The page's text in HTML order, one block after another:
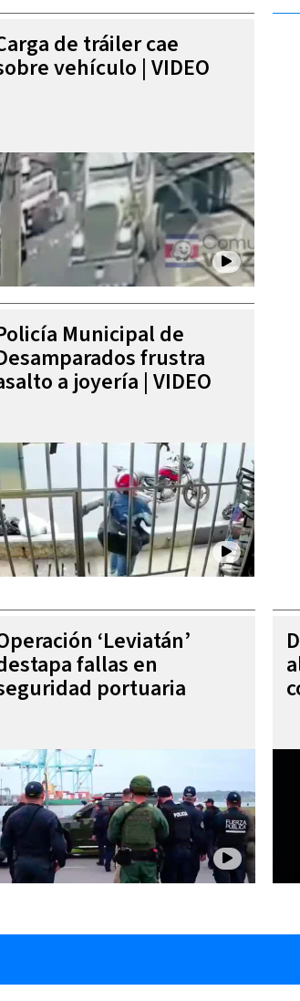
de tráiler cae
vehículo | VIDEO
Municipal de
frustra
a joyería | VIDEO
‘Leviatán’
fallas en
portuaria